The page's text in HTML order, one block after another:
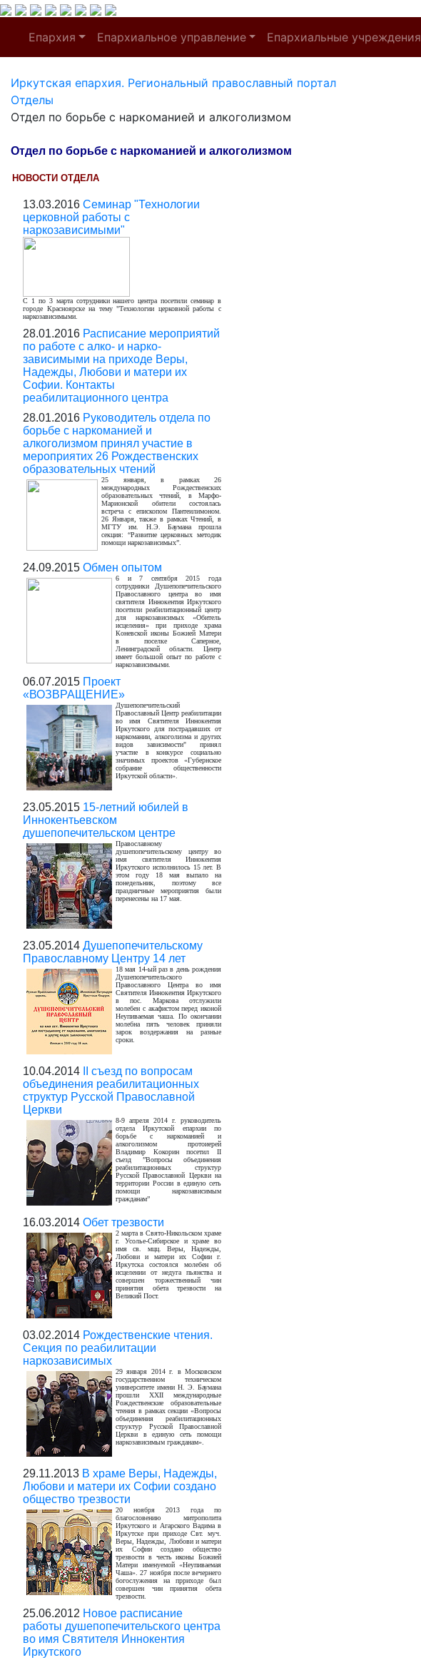
Епархия Епархиальное управление Епархиальные учреждения
Иркутская епархия. Региональный православный портал
Отделы
Отдел по борьбе с наркоманией и алкоголизмом
Отдел по борьбе с наркоманией и алкоголизмом
НОВОСТИ ОТДЕЛА
13.03.2016 Семинар "Технологии
церковной работы с
наркозависимыми"
С 1 по 3 марта сотрудники нашего центра посетили семинар в
городе Красноярске на тему "Технологии церковной работы с
наркозависимыми.
28.01.2016 Расписание мероприятий
по работе с алко- и нарко-
зависимыми на приходе Веры,
Надежды, Любови и матери их
Софии. Контакты
реабилитационного центра
28.01.2016 Руководитель отдела по
борьбе с наркоманией и
алкоголизмом принял участие в
мероприятих 26 Рождественских
образовательных чтений
25 января, в рамках 26
международных Рождественских
образовательных чтений, в Марфо-
Марионской обители состоялась
встреча с епископом Пантеилимоном.
26 Января, также в рамках Чтений, в
МГТУ им. Н.Э. Баумана прошла
секция: “Развитие церковных методик
помощи наркозависимых”.
24.09.2015 Обмен опытом
6 и 7 сентября 2015 года
сотрудники Душепопечительского
Православного центра во имя
святителя Иннокентия Иркутского
посетили реабилитационный центр
для наркозависимых «Обитель
исцеления» при приходе храма
Коневской иконы Божией Матери
в поселке Саперное,
Ленинградской области. Центр
имеет большой опыт по работе с
наркозависимыми.
06.07.2015 Проект
«ВОЗВРАЩЕНИЕ»
Душепопечительский
Православный Центр реабилитации
во имя Святителя Иннокентия
Иркутского для пострадавших от
наркомании, алкоголизма и других
видов зависимости" принял
участие в конкурсе социально
значимых проектов «Губернское
собрание общественности
Иркутской области».
23.05.2015 15-летний юбилей в
Иннокентьевском
душепопечительском центре
Православному
душепопечительскому центру во
имя святителя Иннокентия
Иркутского исполнилось 15 лет. В
этом году 18 мая выпало на
понедельник, поэтому все
праздничные мероприятия были
перенесены на 17 мая.
23.05.2014 Душепопечительскому
Православному Центру 14 лет
18 мая 14-ый раз в день рождения
Душепопечительского
Православного Центра во имя
Святителя Иннокентия Иркутского
в пос. Маркова отслужили
молебен с акафистом перед иконой
Неупиваемая чаша. По окончании
молебна пять человек приняли
зарок воздержания на разные
сроки.
10.04.2014
II съезд по вопросам
объединения реабилитационных
структур Русской Православной
Церкви
8-9 апреля 2014 г. руководитель
отдела Иркутской епархии по
борьбе с наркоманией и
алкоголизмом протоиерей
Владимир Кокорин посетил II
съезд ”Вопросы объединения
реабилитационных структур
Русской Православной Церкви на
территории России в единую сеть
помощи наркозависимым
гражданам”
16.03.2014 Обет трезвости
2 марта в Свято-Никольском храме
г. Усолье-Сибирское и храме во
имя св. мцц. Веры, Надежды,
Любови и матери их Софии г.
Иркутска состоялся молебен об
исцелении от недуга пьянства и
совершен торжественный чин
принятия обета трезвости на
Великий Пост.
03.02.2014 Рождественские чтения.
Секция по реабилитации
наркозависимых
29 января 2014 г. в Московском
государственном техническом
университете имени Н. Э. Баумана
прошли XXII международные
Рождественские образовательные
чтения в рамках секции «Вопросы
объединения реабилитационных
структур Русской Православной
Церкви в единую сеть помощи
наркозависимым гражданам».
29.11.2013 В храме Веры, Надежды,
Любови и матери их Софии создано
общество трезвости
20 ноября 2013 года по
благословению митрополита
Иркутского и Агарского Вадима в
Иркутске при приходе Свт. муч.
Веры, Надежды, Любови и матери
их Софии создано общество
трезвости в честь иконы Божией
Матери именуемой «Неупиваемая
Чаша». 27 ноября после вечернего
богослужения на прриходе был
совершен чин принятия обета
трезвости.
25.06.2012 Новое расписание
работы душепопечительского центра
во имя Святителя Иннокентия
Иркутского